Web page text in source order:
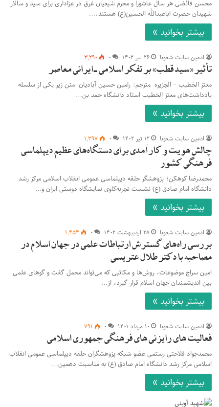
محسن فائضی هر سال عاشورا و محرم شیعیان غرق در عزاداری برای سید و سالار
شهیدان حضرت اباعبدالله الحسین(ع) هستند.…
بیشتر بخوانید »
ادمین سایت شعوبا ۲۶ تیر ۱۴۰۲ ۰ ۳,۲۹۰
تأثیر «سید قطب» بر تفکر اسلامی ـ ایرانی معاصر
معتز الخطیب – الجزیره مترجم: رامین حسین آبادیان متن زیر یکی از سلسله
یادداشت‌های معتز الخطیب استاد دانشگاه حمد بن…
بیشتر بخوانید »
ادمین سایت شعوبا ۱۲ تیر ۱۴۰۲ ۰ ۱,۳۹۷
چالش هویت و کارآمدی برای دستگاه‌های عظیم دیپلماسی
فرهنگی کشور
محمدرضا کوهکن؛ پژوهشگر حلقه دیپلماسی عمومی انقلاب اسلامی مرکز رشد
دانشگاه امام صادق (ع) نشست تجربه‌کاوی نمایشگاه دوستی ایران و…
بیشتر بخوانید »
ادمین سایت شعوبا ۲۸ اردیبهشت ۱۴۰۲ ۰ ۱,۴۵۴
بررسی راه‌های گسترش ارتباطات علمی در جهان اسلام در
مصاحبه با دکتر طلال عتریسی
امین سراج موضوعات، روش‌ها و مکاتبی که می‌تواند محمل گفت و گوهای علمی
بین اندیشمندان جهان اسلام قرار گیرد، از…
بیشتر بخوانید »
ادمین سایت شعوبا ۱۰ مرداد ۱۴۰۱ ۰ ۷۹۱
فعالیت های رایزنی های فرهنگی جمهوری اسلامی
محمدجواد فلاحتی رستمی عضو شبکه پژوهشگران حلقه دیپلماسی عمومی انقلاب
اسلامی مرکز رشد دانشگاه امام صادق (ع) به مناسبت دهمین…
بیشتر بخوانید »